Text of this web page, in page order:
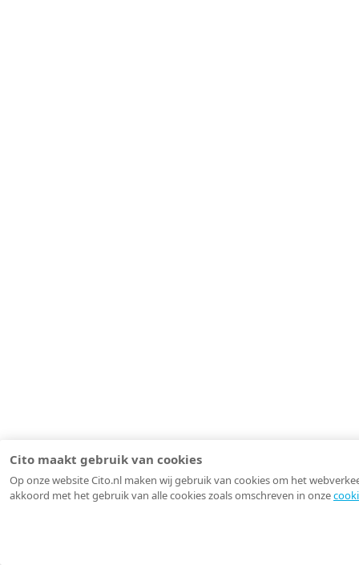
Cito maakt gebruik van cookies
Op onze website Cito.nl maken wij gebruik van cookies om het
akkoord met het gebruik van alle cookies zoals omschreven in onze